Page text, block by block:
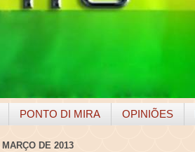
PONTO DI MIRA OPINIÕES
DE 2013